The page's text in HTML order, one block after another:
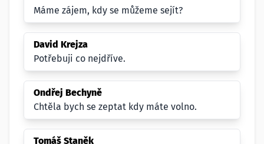
Máme zájem, kdy se můžeme sejít?
David Krejza
Potřebuji co nejdříve.
Ondřej Bechyně
Chtěla bych se zeptat kdy máte volno.
Tomáš Staněk